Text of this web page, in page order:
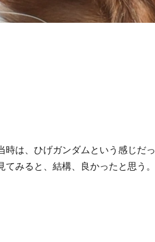
は、ひげガンダムという感じだっ
みると、結構、良かったと思う。